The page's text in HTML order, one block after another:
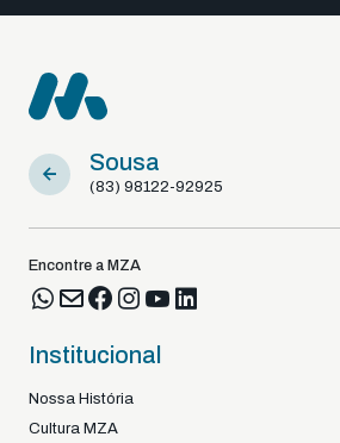
Sousa
(83) 98122-92925
Encontre a MZA
Institucional
Nossa História
Cultura MZA